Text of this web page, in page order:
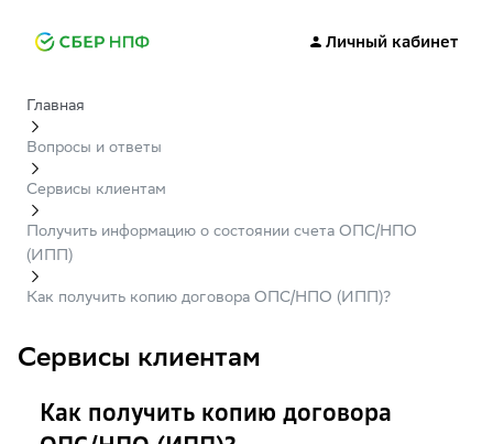
Личный кабинет
Главная
Вопросы и ответы
Сервисы клиентам
Получить информацию о состоянии счета ОПС/НПО
(ИПП)
Как получить копию договора ОПС/НПО (ИПП)?
Сервисы клиентам
Как получить копию договора